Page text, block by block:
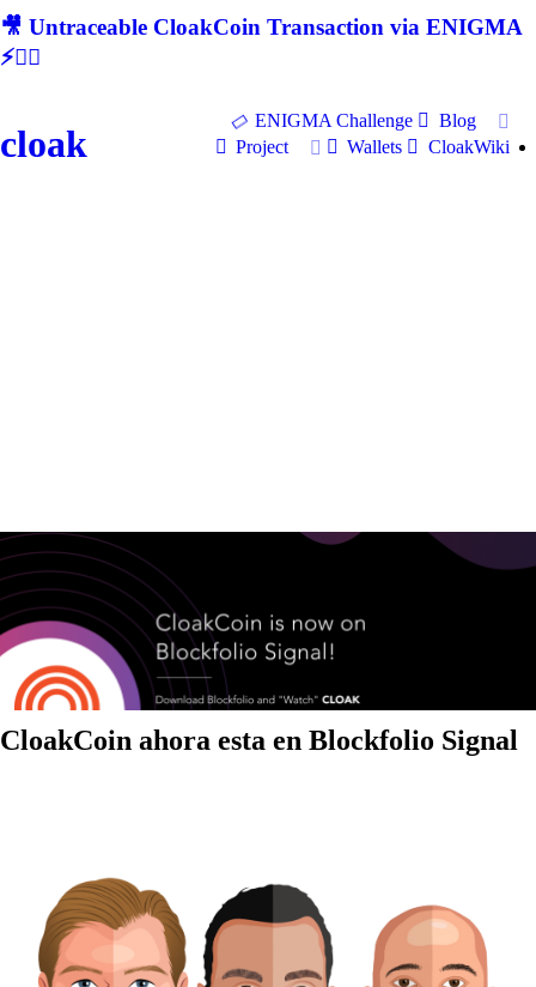
🎥 Untraceable CloakCoin Transaction via ENIGMA
⚡🕵‍♂
cloak
ENIGMA Challenge
Blog
Project
Wallets CloakWiki
CloakCoin ahora esta en Blockfolio Signal